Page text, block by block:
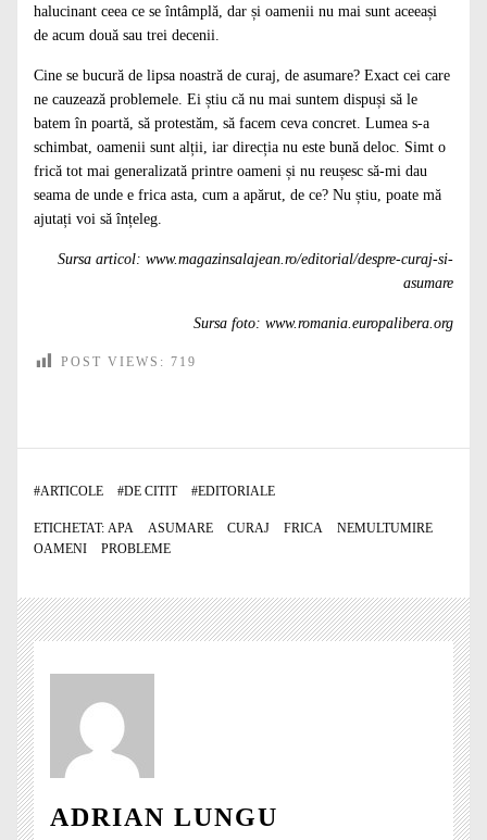
halucinant ceea ce se întâmplă, dar și oamenii nu mai sunt aceeași
de acum două sau trei decenii.
Cine se bucură de lipsa noastră de curaj, de asumare? Exact cei care
ne cauzează problemele. Ei știu că nu mai suntem dispuși să le
batem în poartă, să protestăm, să facem ceva concret. Lumea s-a
schimbat, oamenii sunt alții, iar direcția nu este bună deloc. Simt o
frică tot mai generalizată printre oameni și nu reușesc să-mi dau
seama de unde e frica asta, cum a apărut, de ce? Nu știu, poate mă
ajutați voi să înțeleg.
Sursa articol: www.magazinsalajean.ro/editorial/despre-curaj-si-
asumare
Sursa foto: www.romania.europalibera.org
POST VIEWS: 719
#ARTICOLE #DE CITIT #EDITORIALE
ETICHETAT: APA ASUMARE CURAJ FRICA
NEMULTUMIRE
OAMENI
PROBLEME
ADRIAN LUNGU